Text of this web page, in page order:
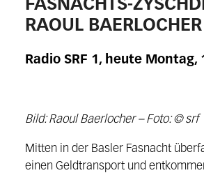
FASNACHTS-
RAOUL BAERLOCHER
Radio SRF 1, heute Montag,
Bild: Raoul Baerlocher – Foto: © srf
Mitten in der Basler Fasnacht
einen Geldtransport und